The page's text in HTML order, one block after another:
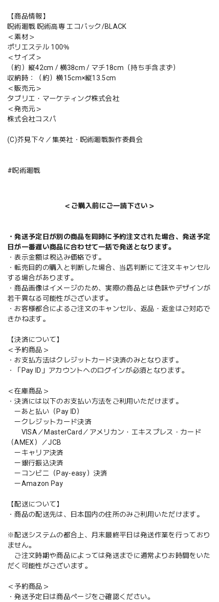
【商品情報】
呪術廻戦 呪術高専 エコバック/BLACK
＜素材＞
ポリエステル 100％
＜サイズ＞
（約）縦42cm / 横38cm / マチ18cm（持ち手含まず）
収納時：（約）横15cm×縦13.5cm
＜販売元＞
タブリエ・マーケティング株式会社
＜発売元＞
株式会社コスパ
(C)芥見下々／集英社・呪術廻戦製作委員会
#呪術廻戦
＜ご購入前にご一読下さい＞
・発送予定日が別の商品を同時に予約注文された場合、発送予定
日が一番遅い商品に合わせて一括で発送となります。
・表示金額は税込み価格です。
・転売目的の購入と判断した場合、当店判断にて注文キャンセル
する場合があります。
・商品画像はイメージのため、実際の商品とは色味やデザインが
若干異なる可能性がございます。
・お客様都合によるご注文のキャンセル、返品・返金はご対応で
きかねます。
【決済について】
＜予約商品＞
・お支払方法はクレジットカード決済のみとなります。
・「Pay ID」アカウントへのログインが必須となります。
＜在庫商品＞
・決済には以下のお支払い方法をご利用いただけます。
ーあと払い（Pay ID）
ークレジットカード決済
VISA／MasterCard／アメリカン・エキスプレス・カード
（AMEX）／JCB
ーキャリア決済
ー銀行振込決済
ーコンビニ（Pay-easy）決済
ーAmazon Pay
【配送について】
・商品の配送先は、日本国内の住所のみご利用いただけます。
※配送システムの都合上、月末最終平日は発送作業を行っており
ません。
ご注文時期や商品によっては発送までに通常よりお時間をいた
だく可能性がございます。
＜予約商品＞
・発送予定日は商品ページをご確認ください。